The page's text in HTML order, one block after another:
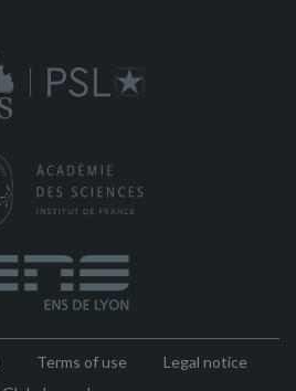
Terms of use
Legal notice